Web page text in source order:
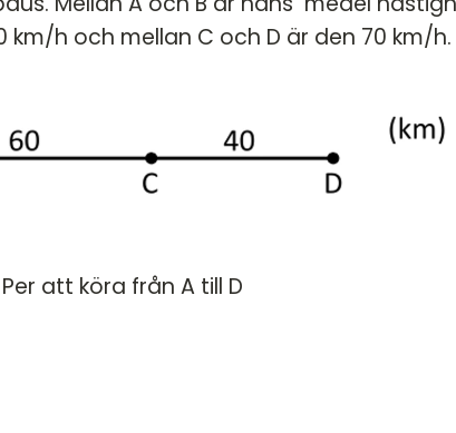
\sqrt{3}= \frac{1}{3} \cdot 3
km/h och mellan C och D är den 70 km/h.
att köra från A till D